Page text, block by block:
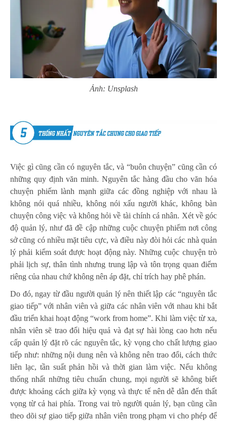
Ảnh: Unsplash
Việc gì cũng cần có nguyên tắc, và “buôn chuyện” cũng cần có
những quy định văn minh. Nguyên tắc hàng đầu cho văn hóa
chuyện phiếm lành mạnh giữa các đồng nghiệp với nhau là
không nói quá nhiều, không nói xấu người khác, không bàn
chuyện công việc và không hỏi về tài chính cá nhân. Xét về góc
độ quản lý, như đã đề cập những cuộc chuyện phiếm nơi công
sở cũng có nhiều mặt tiêu cực, và điều này đòi hỏi các nhà quản
lý phải kiểm soát được hoạt động này. Những cuộc chuyện trò
phải lịch sự, thân tình nhưng trung lập và tôn trọng quan điểm
riêng của nhau chứ không nên áp đặt, chỉ trích hay phê phán.
Do đó, ngay từ đầu người quản lý nên thiết lập các “nguyên tắc
giao tiếp” với nhân viên và giữa các nhân viên với nhau khi bắt
đầu triển khai hoạt động “work from home”. Khi làm việc từ xa,
nhân viên sẽ trao đổi hiệu quả và đạt sự hài lòng cao hơn nếu
cấp quản lý đặt rõ các nguyên tắc, kỳ vọng cho chất lượng giao
tiếp như: những nội dung nên và không nên trao đổi, cách thức
liên lạc, tần suất phản hồi và thời gian làm việc. Nếu không
thống nhất những tiêu chuẩn chung, mọi người sẽ không biết
được khoảng cách giữa kỳ vọng và thực tế nên dễ dẫn đến thất
vọng từ cả hai phía. Trong vai trò người quản lý, bạn cũng cần
theo dõi sự giao tiếp giữa nhân viên trong phạm vi cho phép để